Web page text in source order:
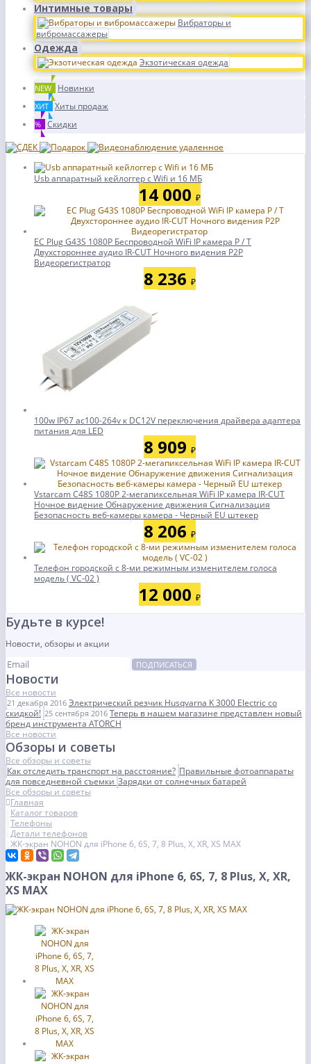
Интимные товары
Вибраторы и
вибромассажеры
Одежда
Экзотическая одежда
NEW Новинки
ХИТ Хиты продаж
% Скидки
Usb аппаратный кейлоггер с Wifi и 16 МБ
14 000 ₽
ЕС Plug G43S 1080P Беспроводной WiFi IP камера P / T
Двухстороннее аудио IR-CUT Ночного видения P2P
Видеорегистратор
8 236 ₽
100w IP67 ac100-264v к DC12V переключения драйвера адаптера
питания для LED
8 909 ₽
Vstarcam C48S 1080P 2-мегапиксельная WiFi IP камера IR-CUT
Ночное видение Обнаружение движения Сигнализация
Безопасность веб-камеры камера - Черный EU штекер
8 206 ₽
Телефон городской с 8-ми режимным изменителем голоса
модель ( VC-02 )
12 000 ₽
Будьте в курсе!
Новости, обзоры и акции
ПОДПИСАТЬСЯ
Новости
Все новости
21 декабря 2016 Электрический резчик Husqvarna K 3000 Electric со
скидкой! 25 сентября 2016 Теперь в нашем магазине представлен новый
бренд инструмента ATORCH
Все новости
Обзоры и советы
Все обзоры и советы
Как отследить транспорт на расстояние? Правильные фотоаппараты
для повседневной съемкиЗарядки от солнечных батарей
Все обзоры и советы
Главная
Каталог товаров
Телефоны
Детали телефонов
ЖК-экран NOHON для iPhone 6, 6S, 7, 8 Plus, X, XR, XS MAX
ЖК-экран NOHON для iPhone 6, 6S, 7, 8 Plus, X, XR,
XS MAX